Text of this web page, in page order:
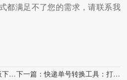
满足不了您的需求，请联系我
明 下一篇：快递单号转换工具：打通物流信息壁垒的智能钥匙